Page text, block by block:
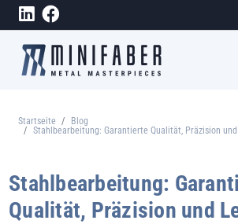
Direkt zum Inhalt
Pfadnavigation
Startseite
Blog
Stahlbearbeitung: Garantierte Qualität, Präzision
Stahlbearbeitung:
Qualität, Präzision und